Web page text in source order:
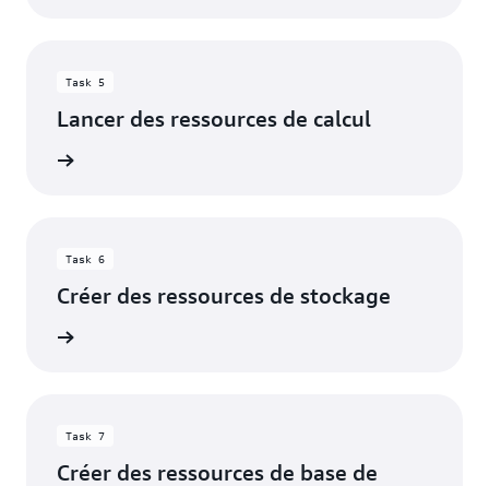
Task 5
Lancer des ressources de calcul
Task 6
Créer des ressources de stockage
Task 7
Créer des ressources de base de